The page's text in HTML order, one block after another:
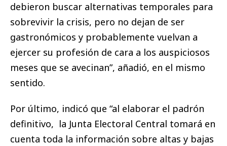
debieron buscar alternativas temporales para
sobrevivir la crisis, pero no dejan de ser
gastronómicos y probablemente vuelvan a
ejercer su profesión de cara a los auspiciosos
meses que se avecinan”, añadió, en el mismo
sentido.
Por último, indicó que “al elaborar el padrón
definitivo, la Junta Electoral Central tomará en
cuenta toda la información sobre altas y bajas